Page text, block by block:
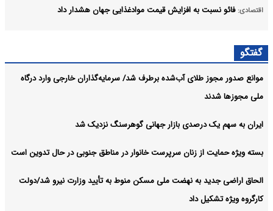
اقتصادی: فائو نسبت به افزایش قیمت موادغذایی جهان هشدار داد
ارز دیجیتال: قیمت بیت‌کوین و ارز‌های دیجیتال، امروز ۱۵ مرداد ۱۴۰۵ مشخص شد
آرشیو
گفتگو
موانع صدور مجوز طلای آب‌شده برطرف شد/ سرمایه‌گذاران خارجی وارد درگاه
ملی مجوزها شدند
ایران به سهم یک‌ درصدی بازار جهانی گوهرسنگ نزدیک شد
بسته ویژه حمایت از زنان سرپرست خانوار در مناطق جنوبی در حال تدوین است
الحاق اراضی جدید به نهضت ملی مسکن منوط به تأیید وزارت نیرو شد/دولت
کارگروه ویژه تشکیل داد